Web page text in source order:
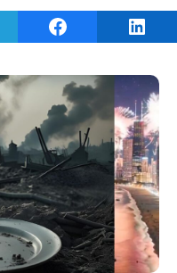
on TelegramShare on Facebook